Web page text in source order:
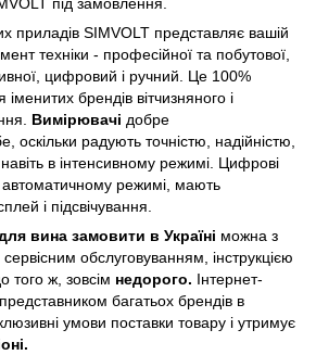
приладів SIMVOLT представляє вашій
техніки - професійної та побутової,
цифровий і ручний. Це 100%
іменитих брендів вітчизняного і
Вимірювачі добре
оскільки радують точністю, надійністю,
в інтенсивному режимі. Цифрові
режимі, мають
і підсвічування.
вина замовити в Україні можна з
обслуговуванням, інструкцією
того ж, зовсім недорого. Інтернет-
багатьох брендів в
умови поставки товару і утримує